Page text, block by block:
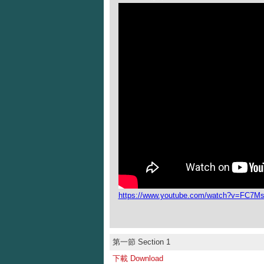
https://www.youtube.com/
第一節 Section 1
下載 Download